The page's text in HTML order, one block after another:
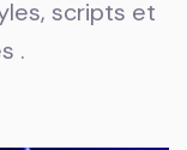
scripts et
.